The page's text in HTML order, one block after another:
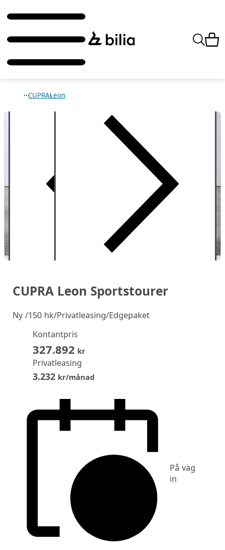
CUPRALeon
CUPRA Leon Sportstourer
Ny/150 hk/Privatleasing/Edgepaket
Kontantpris
327.892 kr
Privatleasing
3.232kr/månad
På väg
in